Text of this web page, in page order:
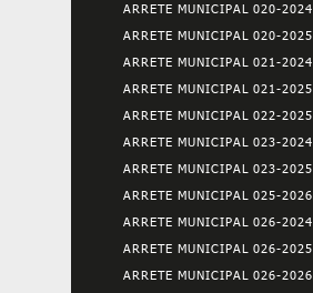
ARRETE MUNICIPAL 020-2024
ARRETE MUNICIPAL 020-2025
ARRETE MUNICIPAL 021-2024
ARRETE MUNICIPAL 021-2025
ARRETE MUNICIPAL 022-2025
ARRETE MUNICIPAL 023-2024
ARRETE MUNICIPAL 023-2025
ARRETE MUNICIPAL 025-2026
ARRETE MUNICIPAL 026-2024
ARRETE MUNICIPAL 026-2025
ARRETE MUNICIPAL 026-2026